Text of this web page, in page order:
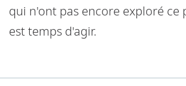
qui n'ont pas encore exploré ce
est temps d'agir.